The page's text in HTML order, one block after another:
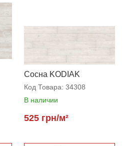
Сосна KODIAK
Код Товара: 34308
В наличии
525 грн/м²